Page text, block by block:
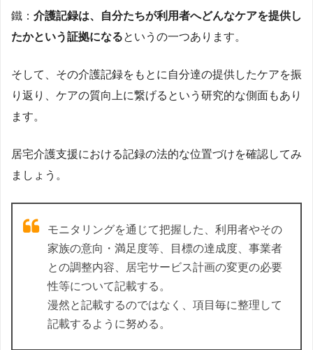
鐵： 介護記録は、自分たちが利用者へどんなケアを提供し
たかという証拠になるというの一つあります。
そして、その介護記録をもとに自分達の提供したケアを振
り返り、ケアの質向上に繋げるという研究的な側面もあり
ます。
居宅介護支援における記録の法的な位置づけを確認してみ
ましょう。
モニタリングを通じて把握した、利用者やその
家族の意向・満足度等、目標の達成度、事業者
との調整内容、居宅サービス計画の変更の必要
性等について記載する。
漫然と記載するのではなく、項目毎に整理して
記載するように努める。